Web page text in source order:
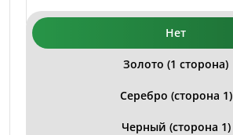
Нет
Золото (1 сторона)
Серебро (сторона 1)
Черный (сторона 1)